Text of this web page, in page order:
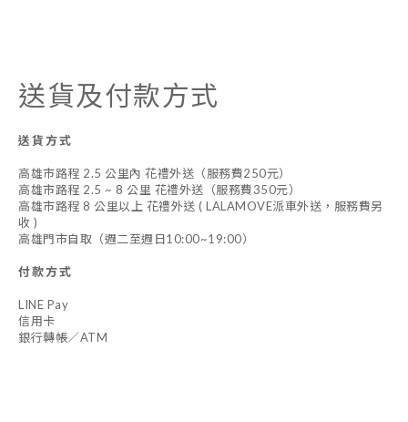
送貨及付款方式
送貨方式
高雄市路程 2.5 公里內 花禮外送（服務費250元）
高雄市路程 2.5 ~ 8 公里 花禮外送（服務費350元）
高雄市路程 8 公里以上 花禮外送 ( LALAMOVE派車外送，服務費另
收 )
高雄門市自取（週二至週日10:00~19:00）
付款方式
LINE Pay
信用卡
銀行轉帳／ATM